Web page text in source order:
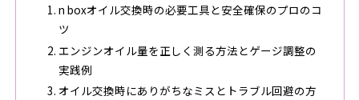
n boxオイル交換時の必要工具と安全確保のプロのコ
ツ
エンジンオイル量を正しく測る方法とゲージ調整の
実践例
オイル交換時にありがちなミスとトラブル回避の方